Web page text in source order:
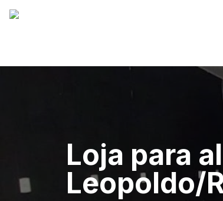
Loja para
Leopoldo/